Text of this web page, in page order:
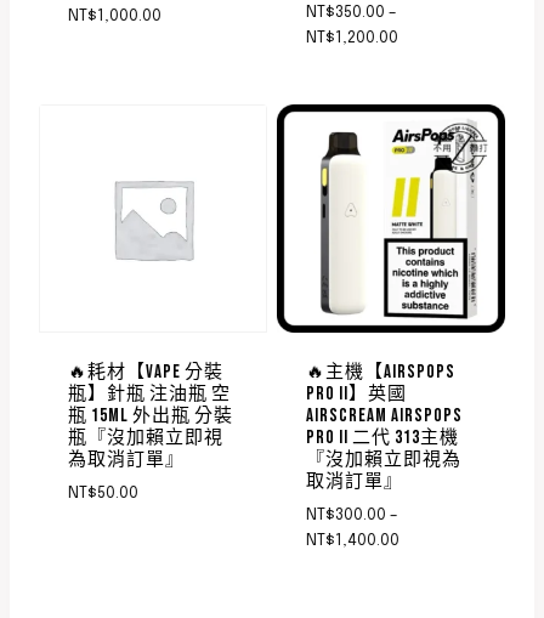
NT$1,000.00 NT$350.00 –
NT$1,200.00
🔥耗材【VAPE 分裝
瓶】針瓶 注油瓶 空
瓶 15ML 外出瓶 分裝
瓶『沒加賴立即視
為取消訂單』
NT$50.00
🔥主機【AIRSPOPS
PRO II】英國
AIRSCREAM AIRSPOPS
PRO II 二代 313主機
『沒加賴立即視為
取消訂單』
NT$300.00 –
NT$ 1,400.00